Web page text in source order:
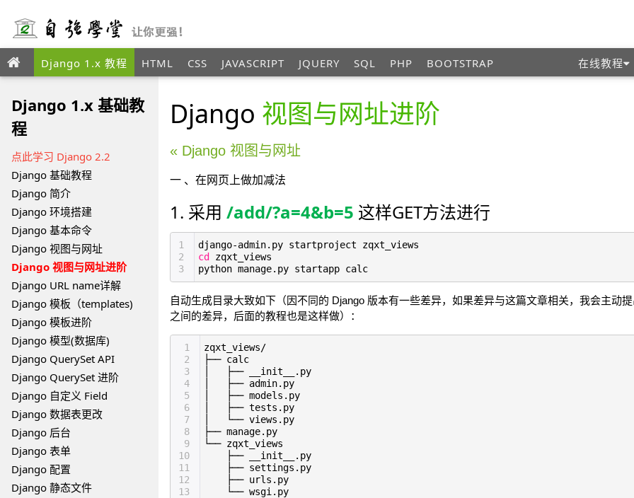
Django 1.x 教程 HTML CSS JAVASCRIPT JQUERY SQL PHP BOOTSTRAP 在线教程
Django 1.x 基础教
程
点此学习 Django 2.2
Django 基础教程
Django 简介
Django 环境搭建
Django 基本命令
Django 视图与网址
Django 视图与网址进阶
Django URL name详解
Django 模板（templates)
Django 模板进阶
Django 模型(数据库)
Django QuerySet API
Django QuerySet 进阶
Django 自定义 Field
Django 数据表更改
Django 后台
Django 表单
Django 配置
Django 静态文件
Django 视图与网址进阶
« Django 视图与网址
一 、在网页上做加减法
1. 采用 /add/?a=4&b=5 这样GET方法进行
1
2
3
django-admin.py startproject zqxt_views
cd
zqxt_views
python manage.py startapp calc
自动生成目录大致如下（因不同的 Django 版本有一些差异，如果差异与这篇文章相关，我会主动
之间的差异，后面的教程也是这样做）：
1
2
3
4
5
6
7
8
9
10
11
12
13
zqxt_views/
├── calc
│ ├── __init__.py
│ ├── admin.py
│ ├── models.py
│ ├── tests.py
│ └── views.py
├── manage.py
└── zqxt_views
├── __init__.py
├── settings.py
├── urls.py
└── wsgi.py